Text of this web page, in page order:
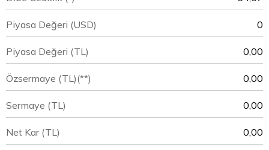
Piyasa Değeri (USD) 0
Piyasa Değeri (TL) 0,00
Özsermaye (TL)(**) 0,00
Sermaye (TL) 0,00
Net Kar (TL) 0,00